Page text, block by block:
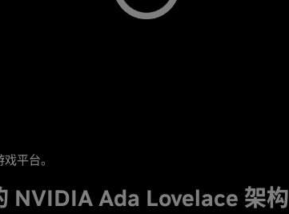
平台。
NVIDIA Ada Lovelace 架构